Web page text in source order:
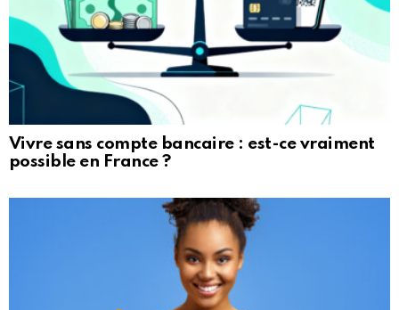
Vivre sans compte bancaire : est-ce vraiment
possible en France ?